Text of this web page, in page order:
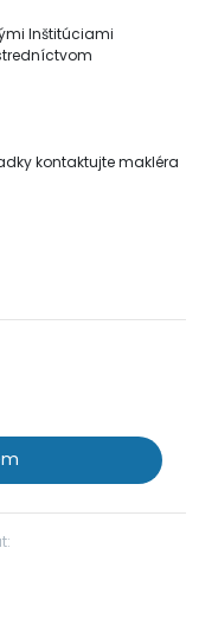
Inštitúciami
kontaktujte makléra